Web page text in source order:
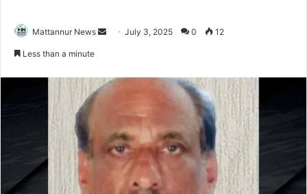
Mattannur News
SendJuly 3, 2025 0 12
Less than a minute